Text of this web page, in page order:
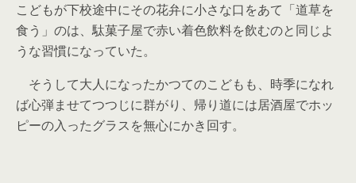
こどもが下校途中にその花弁に小さな口をあて「道草を
食う」のは、駄菓子屋で赤い着色飲料を飲むのと同じよ
うな習慣になっていた。
そうして大人になったかつてのこどもも、時季になれ
ば心弾ませてつつじに群がり、帰り道には居酒屋でホッ
ピーの入ったグラスを無心にかき回す。